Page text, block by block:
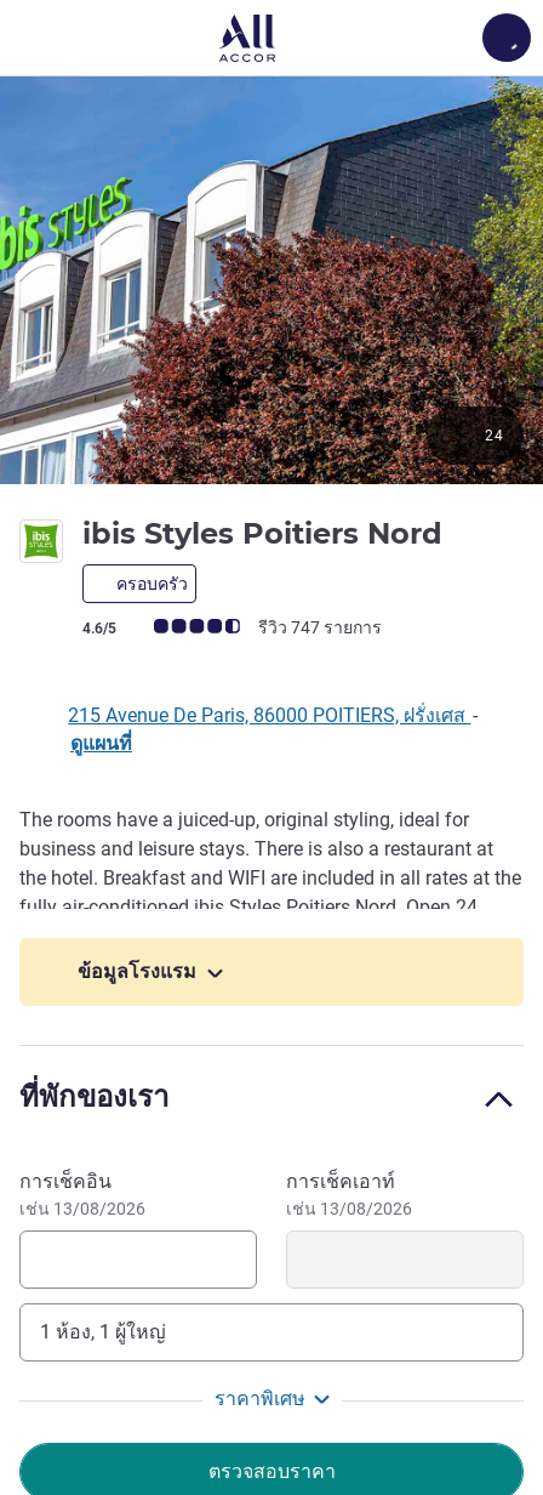
ibis Styles Poitiers Nord
ครอบครัว
คะแนนความคิดเห็นจากแขก (เรทติ้งบน ALL)
4.6/5 รีวิว 747 รายการ
24
215 Avenue De Paris, 86000 POITIERS, ฝรั่งเศส -
ดูแผนที่
รายละเอียด
The rooms have a juiced-up, original styling, ideal for
business and leisure stays. There is also a restaurant at
the hotel. Breakfast and WIFI are included in all rates at the
fully air-conditioned ibis Styles Poitiers Nord. Open 24
hours a day and ideally located between Futuroscope, 3
miles away, and the train station and historic center of
ข้อมูลโรงแรม
ที่พักของเรา
จองโรงแรมนี้
การเช็คอิน
เช่น 13/08/2026
การเช็คเอาท์
เช่น 13/08/2026
1 ห้อง, 1 ผู้ใหญ่
ราคาพิเศษ
ตรวจสอบราคา